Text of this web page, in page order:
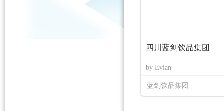
四川蓝剑饮品集团
by Evian
蓝剑饮品集团